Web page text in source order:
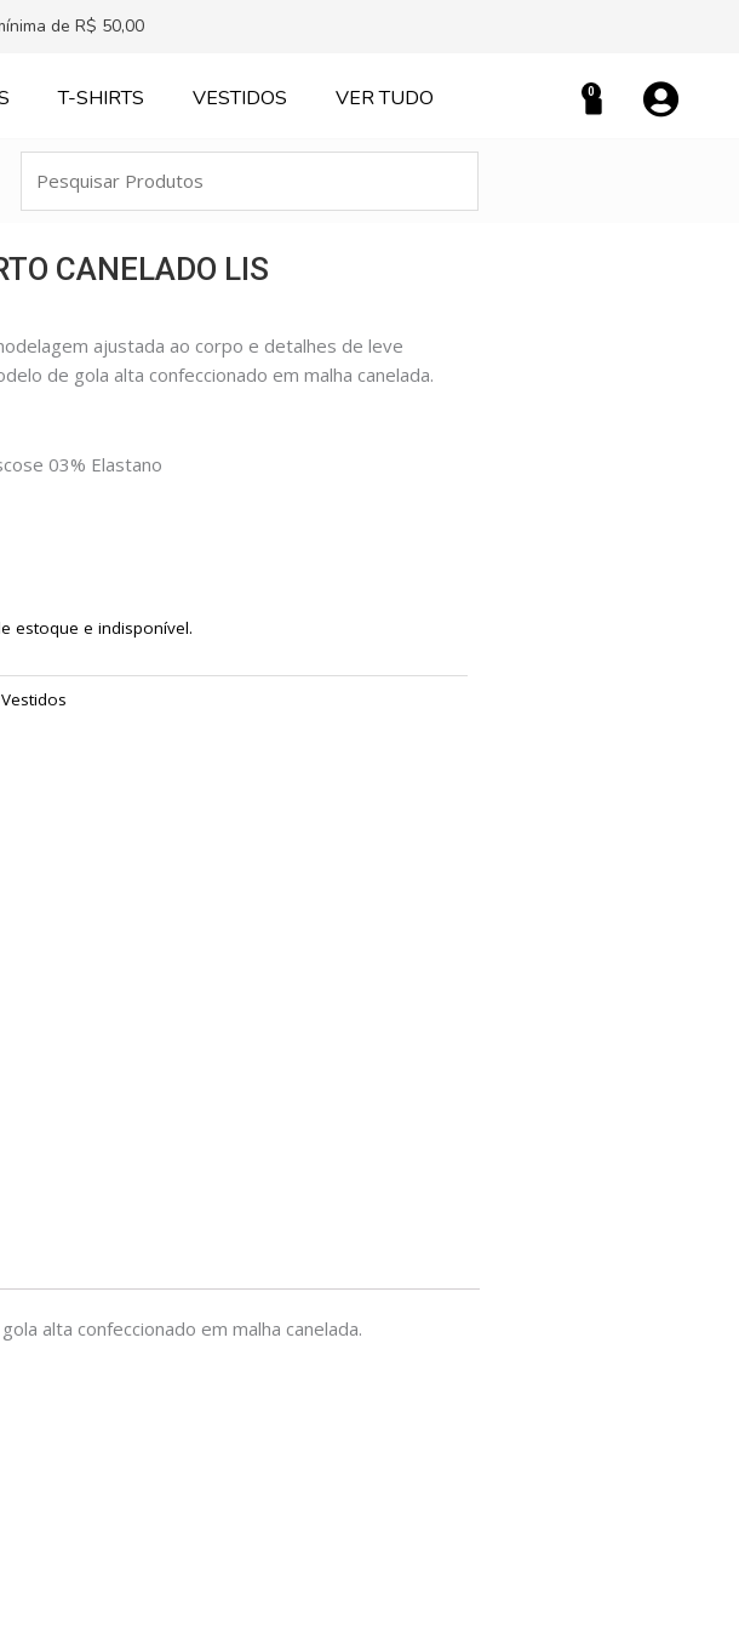
de R$ 50,00
T-SHIRTS VESTIDOS VER TUDO 0
Carrinho
Produtos
CANELADO LIS
ajustada ao corpo e detalhes de leve
de gola alta confeccionado em malha canelada.
03% Elastano
estoque e indisponível.
Vestidos
alta confeccionado em malha canelada.